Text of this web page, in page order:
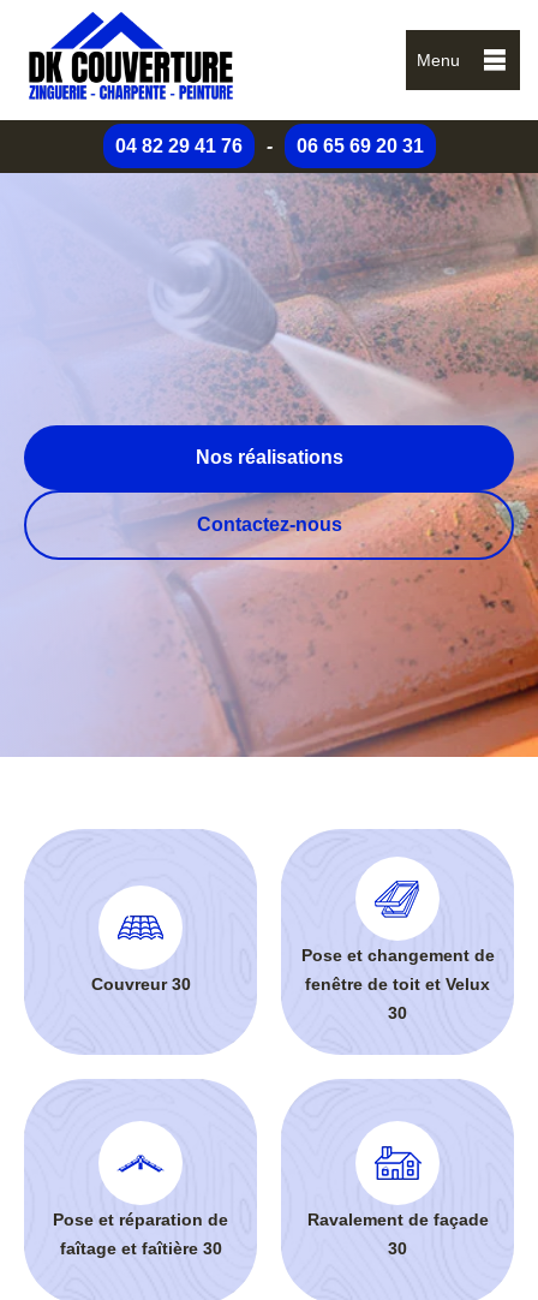
Menu
04 82 29 41 76 - 06 65 69 20 31
Nos réalisations
Contactez-nous
Couvreur 30
Pose et changement de
fenêtre de toit et Velux
30
Pose et réparation de
faîtage et faîtière 30
Ravalement de façade
30